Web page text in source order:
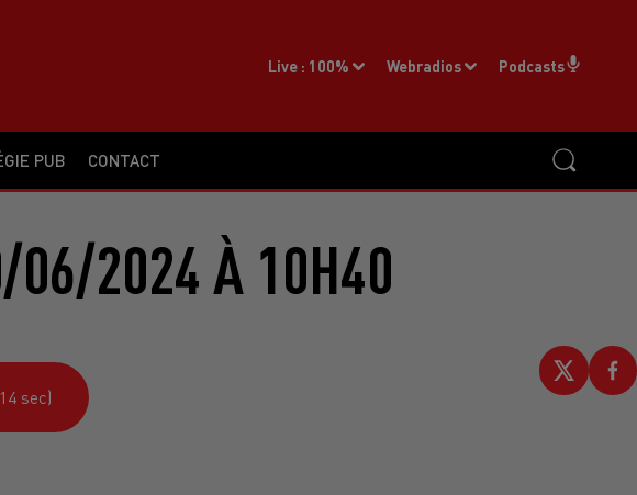
PUB CONTACT
Live : 100% Webradios Podcasts
06/2024 À 10H40
sec)